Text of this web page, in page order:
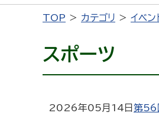
TOP カテゴリ イベン
スポーツ
2026年05月14日 第56